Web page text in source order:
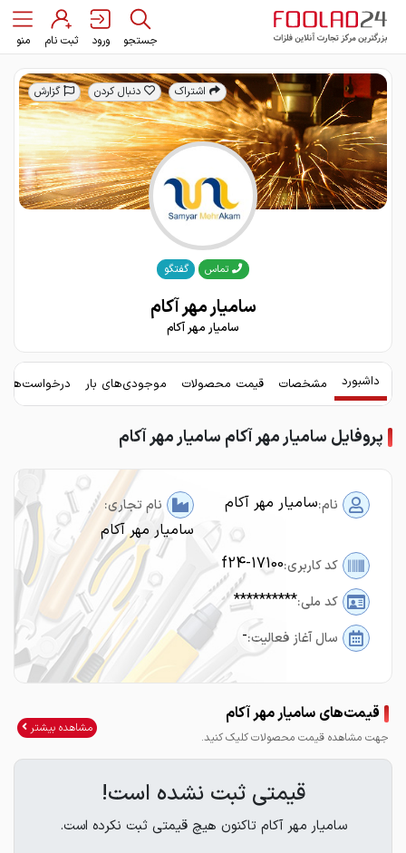
جستجو ورود ثبت نام منو
اشتراک دنبال کردن گزارش
تماس گفتگو
سامیار مهر آکام
سامیار مهر آکام
داشبورد مشخصات قیمت محصولات موجودی‌های بار
پروفایل سامیار مهر آکام سامیار مهر آکام
نام:سامیار مهر آکام نام تجاری:
سامیار مهر آکام
کد کاربری:f24-17100
کد ملی:**********
سال آغاز فعالیت:-
قیمت‌های سامیار مهر آکام
جهت مشاهده قیمت محصولات کلیک کنید.
مشاهده بیشتر
قیمتی ثبت نشده است!
سامیار مهر آکام تاکنون هیچ قیمتی ثبت نکرده است.